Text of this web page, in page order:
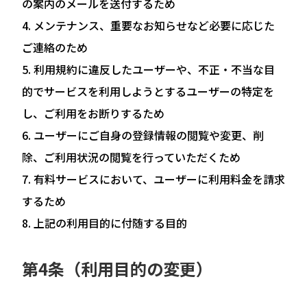
メンテナンス、重要なお知らせなど必要に応じた
ご連絡のため
利用規約に違反したユーザーや、不正・不当な目
的でサービスを利用しようとするユーザーの特定を
し、ご利用をお断りするため
ユーザーにご自身の登録情報の閲覧や変更、削
除、ご利用状況の閲覧を行っていただくため
有料サービスにおいて、ユーザーに利用料金を請求
するため
上記の利用目的に付随する目的
第4条（利用目的の変更）